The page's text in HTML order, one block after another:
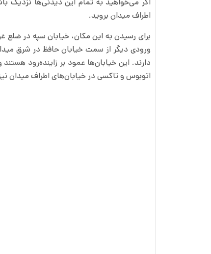
اگر می‌خواهید به تمام این دیدنی‌ها نزدیک
اطراف میدان بروید.
برای رسیدن به این مکان، خیابان سپه در
ورودی دیگر از سمت خیابان حافظ در شرق
دارند. این خیابان‌ها عمود بر زاینده‌رود
اتوبوس و تاکسی در خیابان‌های اطراف میدان